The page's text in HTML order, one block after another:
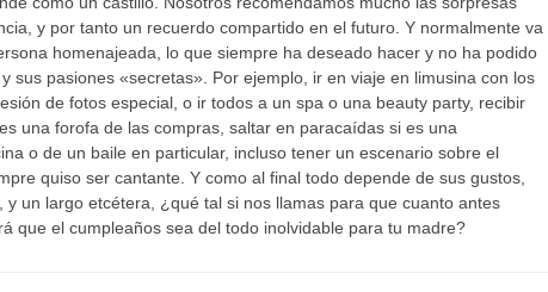
y por tanto un recuerdo compartido en el futuro. Y normalmente va
homenajeada, lo que siempre ha deseado hacer y no ha podido
sus pasiones «secretas». Por ejemplo, ir en viaje en limusina con los
de fotos especial, o ir todos a un spa o una beauty party, recibir
una forofa de las compras, saltar en paracaídas si es una
o de un baile en particular, incluso tener un escenario sobre el
quiso ser cantante. Y como al final todo depende de sus gustos,
un largo etcétera, ¿qué tal si nos llamas para que cuanto antes
que el cumpleaños sea del todo inolvidable para tu madre?